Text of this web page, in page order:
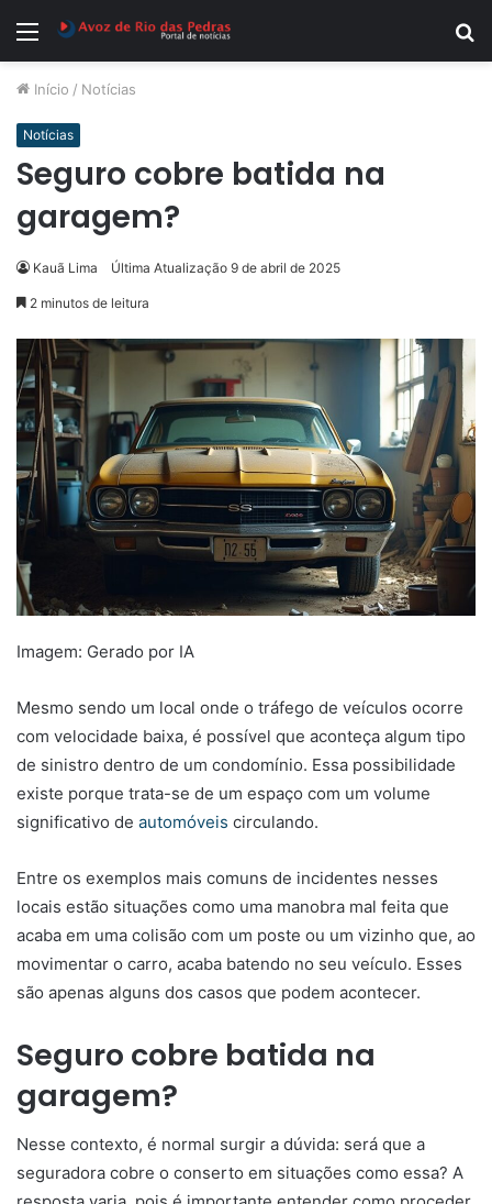
Menu
Início / Notícias
Notícias
Seguro cobre batida na
garagem?
Kauã Lima Última Atualização 9 de abril de 2025
2 minutos de leitura
Imagem: Gerado por IA
Mesmo sendo um local onde o tráfego de veículos ocorre
com velocidade baixa, é possível que aconteça algum tipo
de sinistro dentro de um condomínio. Essa possibilidade
existe porque trata-se de um espaço com um volume
significativo de automóveis circulando.
Entre os exemplos mais comuns de incidentes nesses
locais estão situações como uma manobra mal feita que
acaba em uma colisão com um poste ou um vizinho que, ao
movimentar o carro, acaba batendo no seu veículo. Esses
são apenas alguns dos casos que podem acontecer.
Seguro cobre batida na
garagem?
Nesse contexto, é normal surgir a dúvida: será que a
seguradora cobre o conserto em situações como essa? A